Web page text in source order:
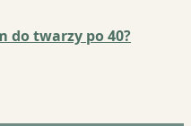
do twarzy po 40?